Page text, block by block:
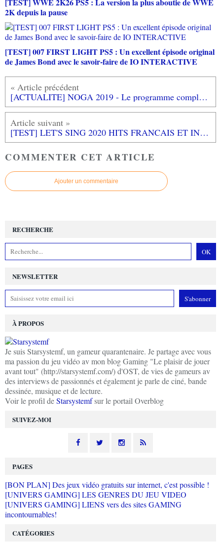
[TEST] WWE 2K26 PS5 : La version la plus aboutie de WWE
2K depuis la pause
[TEST] 007 FIRST LIGHT PS5 : Un excellent épisode original
de James Bond avec le savoir-faire de IO INTERACTIVE
[ACTUALITE] NOGA 2019 - Le programme complet du NIMES OPEN GAME ART 2019 pour ne rien rater!
[TEST] LET'S SING 2020 HITS FRANCAIS ET INTERNATIONAUX PS4 : encore plus festif!
COMMENTER CET ARTICLE
Ajouter un commentaire
NEWSLETTER
SUIVEZ-MOI
RECHERCHE
À PROPOS
Je suis Starsystemf, un gameur quarantenaire. Je partage avec vous
ma passion du jeu vidéo av mon blog Gaming "Le plaisir de jouer
avant tout" (http://starsystemf.com/) d'OST, de vies de gameurs av
des interviews de passionnés et également je parle de ciné, bande
dessinée, musique et de lecture.
Voir le profil deStarsystemfsur le portail Overblog
PAGES
[BON PLAN] Des jeux vidéo gratuits sur internet, c'est possible !
[UNIVERS GAMING] LES GENRES DU JEU VIDEO
[UNIVERS GAMING] LIENS vers des sites GAMING
incontournables!
CATÉGORIES